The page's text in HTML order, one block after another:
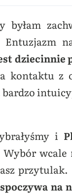
byłam
Entuzjazm
dziecinnie
kontaktu z
bardzo
i
Wybór wcale
przytulak.
na